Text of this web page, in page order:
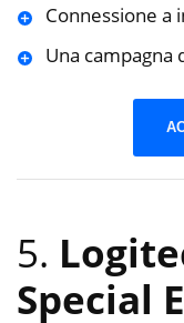
Connessione a
Una campagna
5.
Special